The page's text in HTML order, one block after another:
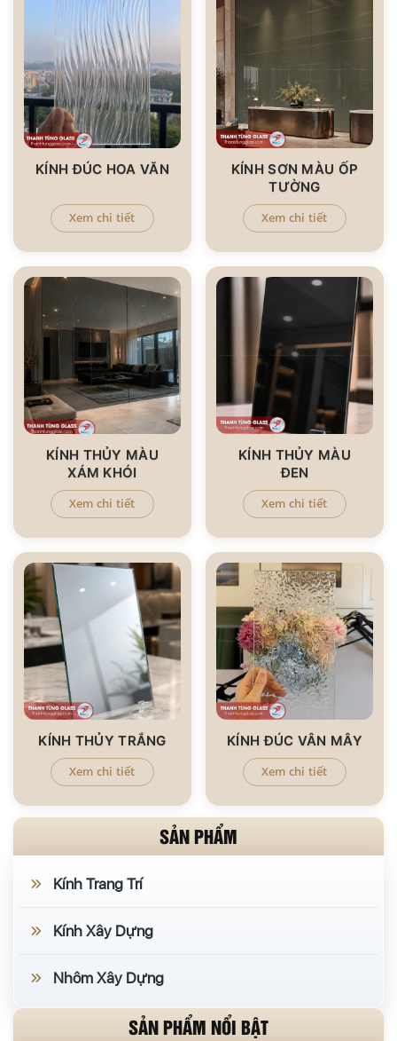
KÍNH ĐÚC HOA VĂN
Xem chi tiết
KÍNH SƠN MÀU ỐP
TƯỜNG
Xem chi tiết
KÍNH THỦY MÀU
XÁM KHÓI
Xem chi tiết
KÍNH THỦY MÀU
ĐEN
Xem chi tiết
KÍNH THỦY TRẮNG
Xem chi tiết
KÍNH ĐÚC VÂN MÂY
Xem chi tiết
SẢN PHẨM
Kính Trang Trí
Kính Xây Dựng
Nhôm Xây Dựng
SẢN PHẨM NỔI BẬT